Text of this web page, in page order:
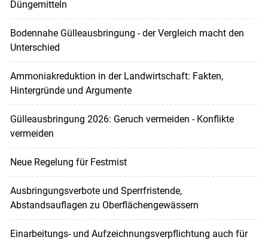
Düngemitteln
Bodennahe Gülleausbringung - der Vergleich macht den
Unterschied
Ammoniakreduktion in der Landwirtschaft: Fakten,
Hintergründe und Argumente
Gülleausbringung 2026: Geruch vermeiden - Konflikte
vermeiden
Neue Regelung für Festmist
Ausbringungsverbote und Sperrfristende,
Abstandsauflagen zu Oberflächengewässern
Einarbeitungs- und Aufzeichnungsverpflichtung auch für